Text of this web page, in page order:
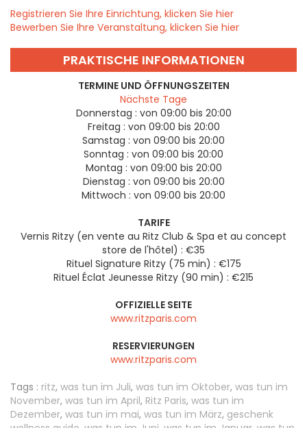
Registrieren Sie Ihre Einrichtung, klicken Sie hier
Bewerben Sie Ihre Veranstaltung, klicken Sie hier
PRAKTISCHE INFORMATIONEN
TERMINE UND ÖFFNUNGSZEITEN
Nächste Tage
Donnerstag : von 09:00 bis 20:00
Freitag : von 09:00 bis 20:00
Samstag : von 09:00 bis 20:00
Sonntag : von 09:00 bis 20:00
Montag : von 09:00 bis 20:00
Dienstag : von 09:00 bis 20:00
Mittwoch : von 09:00 bis 20:00
TARIFE
Vernis Ritzy (en vente au Ritz Club & Spa et au concept
store de l'hôtel) : €35
Rituel Signature Ritzy (75 min) : €175
Rituel Éclat Jeunesse Ritzy (90 min) : €215
OFFIZIELLE SEITE
www.ritzparis.com
RESERVIERUNGEN
www.ritzparis.com
Tags : ritz, was tun im Juli, was tun im Oktober, was tun im
November, was tun im April, Ritz Paris, was tun im
Dezember, was tun im mai, was tun im März, geschenk